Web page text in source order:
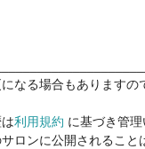
名以上の美容師さんから
です。
があるのでご安心下さ
って頂けましたら、
になる場合もありますの
利用規約 に基づき管
ロンに公開されること